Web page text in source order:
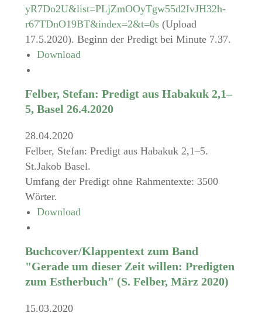
yR7Do2U&list=PLjZmOOyTgw55d2IvJH32h-
r67TDnO19BT&index=2&t=0s (Upload
17.5.2020). Beginn der Predigt bei Minute 7.37.
Download
Felber, Stefan: Predigt aus Habakuk 2,1–
5, Basel 26.4.2020
28.04.2020
Felber, Stefan: Predigt aus Habakuk 2,1–5.
St.Jakob Basel.
Umfang der Predigt ohne Rahmentexte: 3500
Wörter.
Download
Buchcover/Klappentext zum Band
"Gerade um dieser Zeit willen: Predigten
zum Estherbuch" (S. Felber, März 2020)
15.03.2020